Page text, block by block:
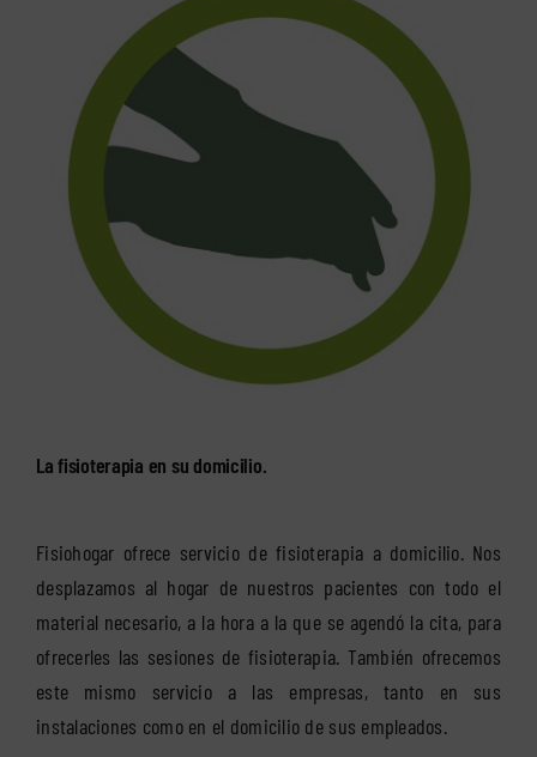
La fisioterapia en su domicilio.
Fisiohogar ofrece servicio de fisioterapia a domicilio. Nos
desplazamos al hogar de nuestros pacientes con todo el
material necesario, a la hora a la que se agendó la cita, para
ofrecerles las sesiones de fisioterapia. También ofrecemos
este mismo servicio a las empresas, tanto en sus
instalaciones como en el domicilio de sus empleados.